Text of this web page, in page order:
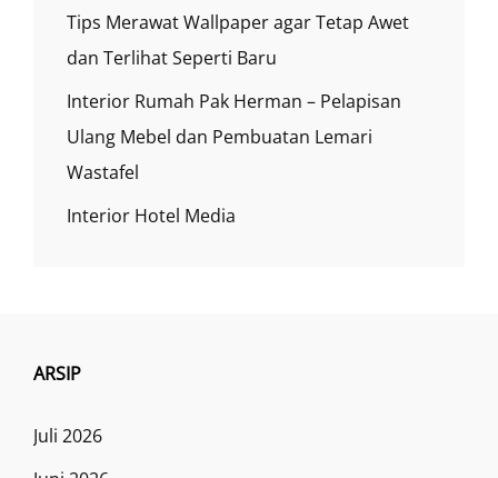
Tips Merawat Wallpaper agar Tetap Awet
dan Terlihat Seperti Baru
Interior Rumah Pak Herman – Pelapisan
Ulang Mebel dan Pembuatan Lemari
Wastafel
Interior Hotel Media
ARSIP
Juli 2026